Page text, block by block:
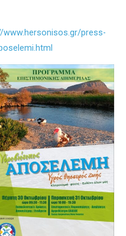
www.hersonisos.gr/press-